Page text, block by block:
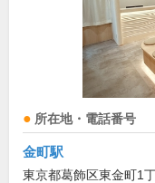
所在地・電話番号
金町駅
東京都葛飾区東金町1